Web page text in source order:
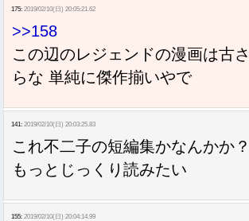
175: 2019/02/10(日) 20:05:21.62
>>158
この辺のレジェンドの漫画は古
らな 単純に傑作揃いやで
141: 2019/02/10(日) 20:03:25.83
これ不二子の短編集かなんかか？
もっとじっくり読みたい
155: 2019/02/10(日) 20:04:14.99